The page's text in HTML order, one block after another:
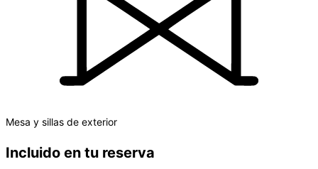
Mesa y sillas de exterior
Incluido en tu reserva